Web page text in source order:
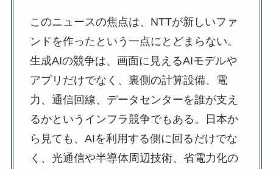
このニュースの焦点は、NTTが新しいファ
ンドを作ったという一点にとどまらない。
生成AIの競争は、画面に見えるAIモデルや
アプリだけでなく、裏側の計算設備、電
力、通信回線、データセンターを誰が支え
るかというインフラ競争でもある。日本か
ら見ても、AIを利用する側に回るだけでな
く、光通信や半導体周辺技術、省電力化の